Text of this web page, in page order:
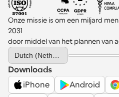
Onze missie is om een miljard
2031
door middel van het plannen van
Select Language
Downloads
iPhone
Android